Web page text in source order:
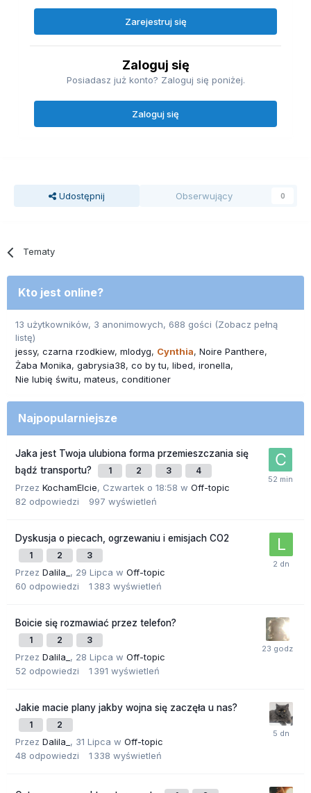
Zarejestruj się
Zaloguj się
Posiadasz już konto? Zaloguj się poniżej.
Zaloguj się
Udostępnij Obserwujący 0
Tematy
Kto jest online?
13 użytkowników, 3 anonimowych, 688 gości (Zobacz pełną
listę)
jessy czarna rzodkiew mlodyg Cynthia Noire Panthere
Żaba Monika gabrysia38 co by tu libed ironella
Nie lubię świtu mateus conditioner
Najpopularniejsze
Jaka jest Twoja ulubiona forma przemieszczania się
bądź transportu?
1 2 3 4
Przez KochamElcie, Czwartek o 18:58 w Off-topic
82 odpowiedzi 997 wyświetleń
Dyskusja o piecach, ogrzewaniu i emisjach CO2
1 2 3
Przez Dalila_ , 29 Lipca w Off-topic
60 odpowiedzi 1 383 wyświetleń
Boicie się rozmawiać przez telefon?
1 2 3
Przez Dalila_ , 28 Lipca w Off-topic
52 odpowiedzi 1 391 wyświetleń
Jakie macie plany jakby wojna się zaczęła u nas?
1 2
Przez Dalila_ , 31 Lipca w Off-topic
48 odpowiedzi 1 338 wyświetleń